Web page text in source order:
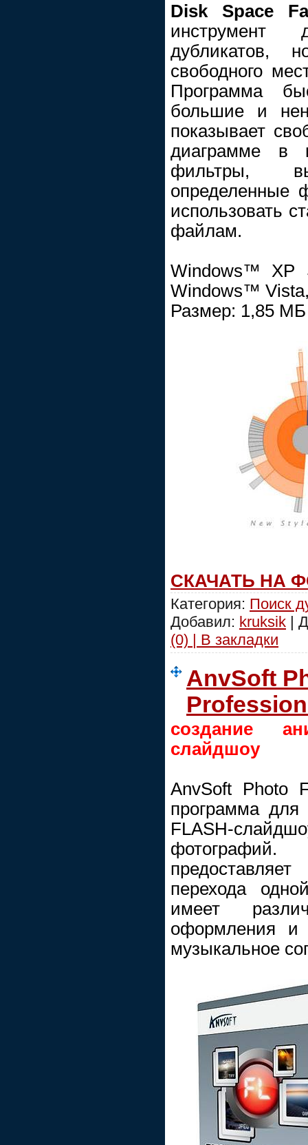
Disk Space
дубликатов,
свободного
Программа
большие и
показывает
диаграмме в
фильтры,
определенные
использовать
файлам.
Windows™ XP
Windows™
Размер: 1,85 МБ
СКАЧАТЬ НА
Категория: Поиск
Добавил: kruksik |
(0) | В закладки
AnvSoft
создание
слайдшоу
AnvSoft Photo
программа для
FLASH-
перехода
имеет
оформления и
музыкальное